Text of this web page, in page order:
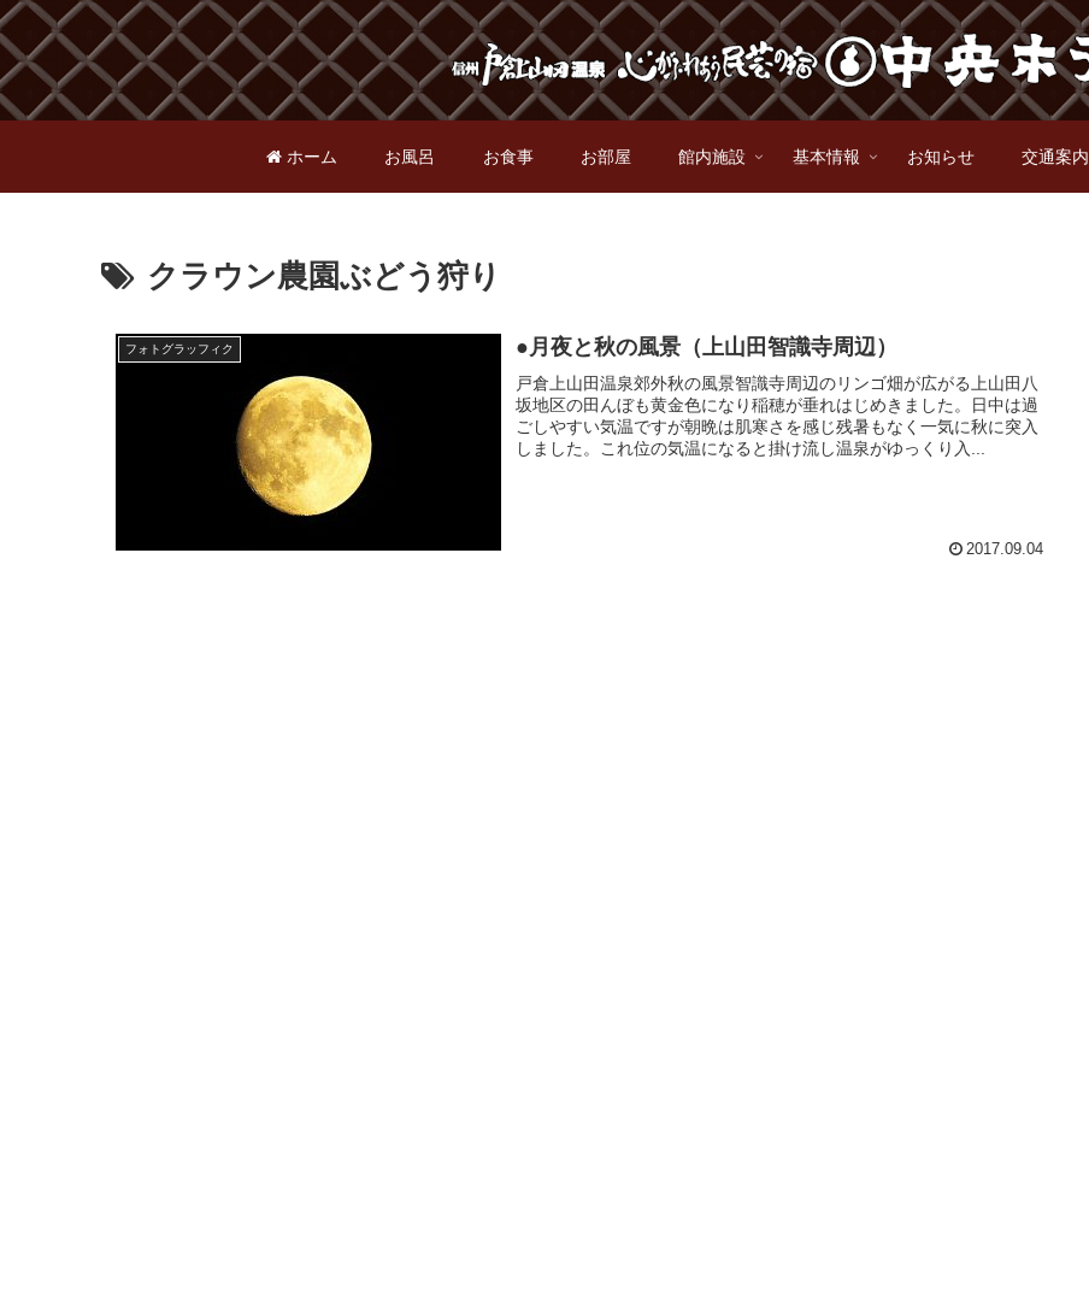
ホーム お風呂 お食事 お部屋 館内施設 基本情報 お知らせ 交通案内
クラウン農園ぶどう狩り
フォトグラッフィク ●月夜と秋の風景（上山田智識寺周辺）
戸倉上山田温泉郊外秋の風景智識寺周辺のリンゴ畑が広がる上山田八
坂地区の田んぼも黄金色になり稲穂が垂れはじめきました。日中は過
ごしやすい気温ですが朝晩は肌寒さを感じ残暑もなく一気に秋に突入
しました。これ位の気温になると掛け流し温泉がゆっくり入...
2017.09.04